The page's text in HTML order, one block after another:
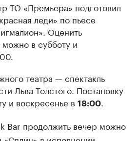
ТО «Премьера» подготовил
леди» по пьесе
Оценить
можно в субботу и
театра — спектакль
Льва Толстого. Постановку
и воскресенье в 18:00.
Bar продолжить вечер можно